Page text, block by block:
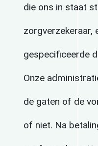
die ons in staat
zorgverzekeraar,
gespecificeerde
Onze
de gaten of de
of niet. Na